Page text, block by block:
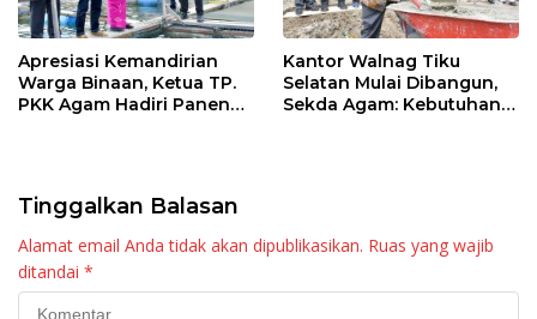
Apresiasi Kemandirian
Warga Binaan, Ketua TP.
PKK Agam Hadiri Panen
Kantor Walnag Tiku
Selatan Mulai Dibangun,
Sekda Agam: Kebutuhan
Tinggalkan Balasan
Alamat email Anda tidak akan dipublikasikan. Ruas yang wajib
ditandai *